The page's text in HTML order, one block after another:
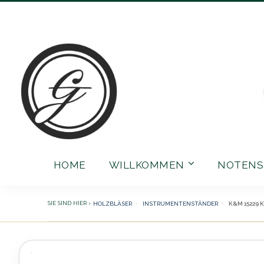
HOME WILLKOMMEN
HOLZBLÄSER INSTRUMENTENSTÄNDER K&M 15229